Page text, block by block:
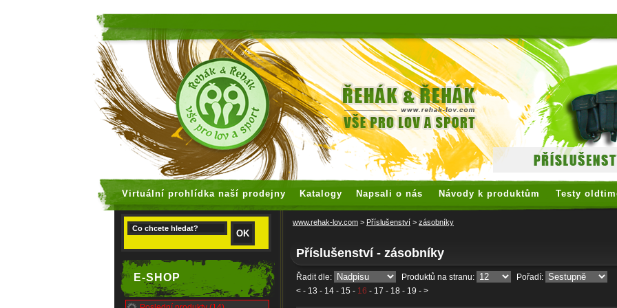
Virtuální prohlídka naší prodejny Katalogy Napsali o nás Návody k produktům Testy
E-SHOP
www.rehak-lov.com > Příslušenství > zásobníky
Příslušenství - zásobníky
Řadit dle: Produktů na stranu:
Pořadí:
< - 13 - 14 - 15 - 16 - 17 - 18 - 19 - >